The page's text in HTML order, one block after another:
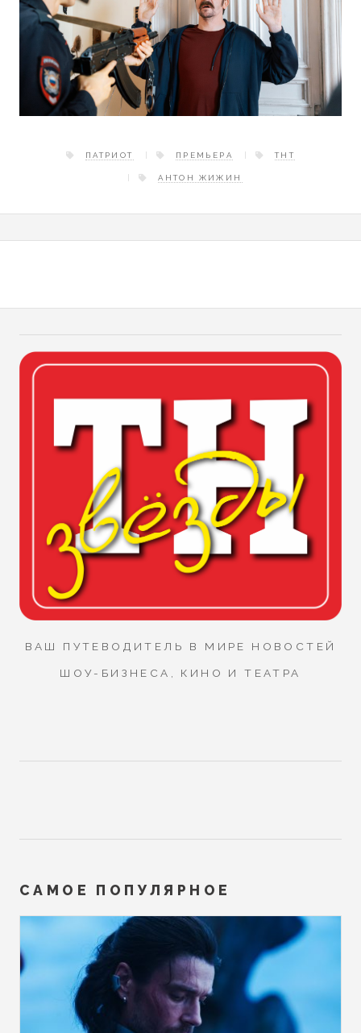
ПАТРИОТ ПРЕМЬЕРА ТНТ
АНТОН ЖИЖИН
ВАШ ПУТЕВОДИТЕЛЬ В МИРЕ НОВОСТЕЙ
ШОУ-БИЗНЕСА, КИНО И ТЕАТРА
САМОЕ ПОПУЛЯРНОЕ